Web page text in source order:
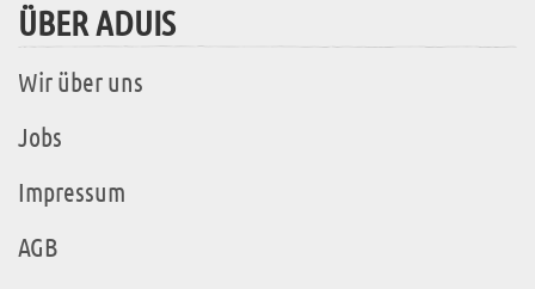
ÜBER ADUIS
Wir über uns
Jobs
Impressum
AGB